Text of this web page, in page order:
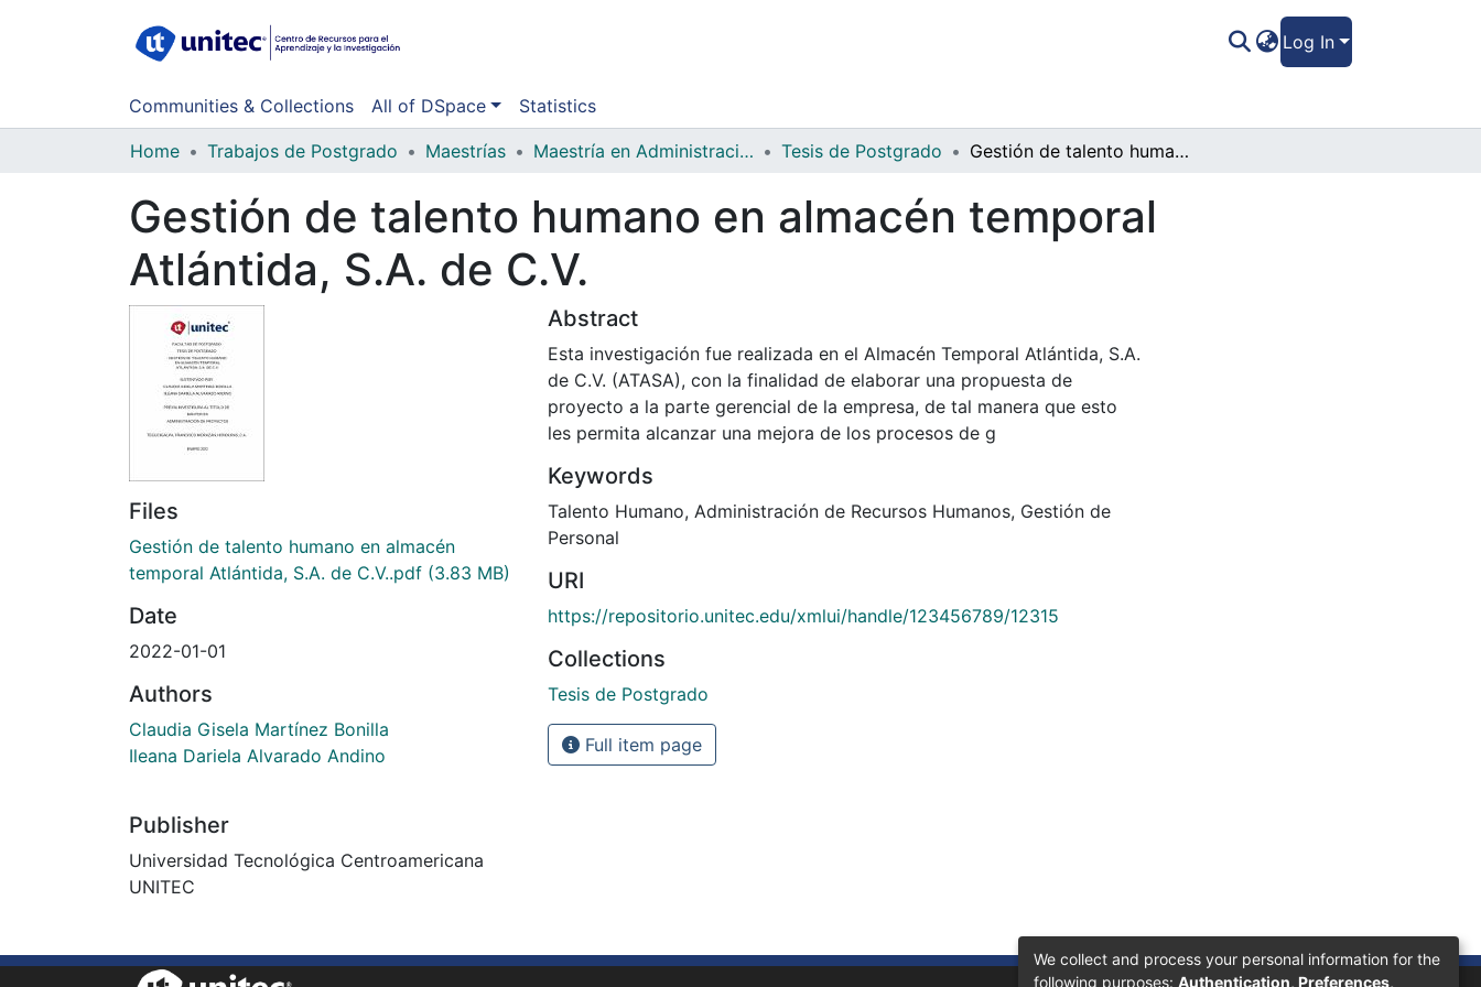
Log In
Communities & Collections All of DSpace Statistics
Home Trabajos de Postgrado Maestrías Maestría en Administración de Proyectos Tesis de Postgrado Gestión de talento humano en almacén temporal Atlántida, S.A. de C.V.
Gestión de talento humano en almacén temporal
Atlántida, S.A. de C.V.
Files
Gestión de talento humano en almacén
temporal Atlántida, S.A. de C.V..pdf (3.83 MB)
Date
2022-01-01
Authors
Claudia Gisela Martínez Bonilla
Ileana Dariela Alvarado Andino
Publisher
Universidad Tecnológica Centroamericana
UNITEC
Abstract
Esta investigación fue realizada en el Almacén Temporal Atlántida, S.A.
de C.V. (ATASA), con la finalidad de elaborar una propuesta de
proyecto a la parte gerencial de la empresa, de tal manera que esto
les permita alcanzar una mejora de los procesos de g
Keywords
Talento Humano, Administración de Recursos Humanos, Gestión de
Personal
URI
https://repositorio.unitec.edu/xmlui/handle/123456789/12315
Collections
Tesis de Postgrado
Full item page
We collect and process your personal information for the
following purposes: Authentication, Preferences,